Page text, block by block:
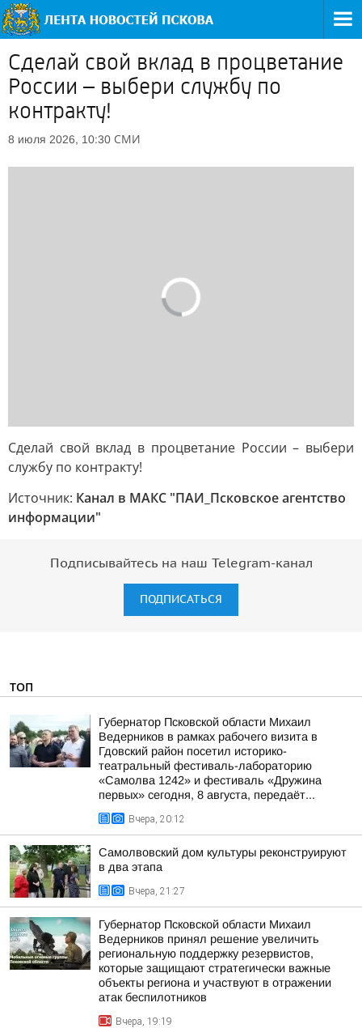
Сделай свой вклад в процветание
России – выбери службу по
контракту!
8 июля 2026, 10:30 СМИ
Сделай свой вклад в процветание России – выбери
службу по контракту!
Источник: Канал в МАКС "ПАИ_Псковское агентство
информации"
Подписывайтесь на наш Telegram-канал
ПОДПИСАТЬСЯ
ТОП
Губернатор Псковской области Михаил
Ведерников в рамках рабочего визита в
Гдовский район посетил историко-
театральный фестиваль-лабораторию
«Самолва 1242» и фестиваль «Дружина
первых» сегодня, 8 августа, передаёт...
Вчера, 20:12
Самолвовский дом культуры реконструируют
в два этапа
Вчера, 21:27
Губернатор Псковской области Михаил
Ведерников принял решение увеличить
региональную поддержку резервистов,
которые защищают стратегически важные
объекты региона и участвуют в отражении
атак беспилотников
Вчера, 19:19